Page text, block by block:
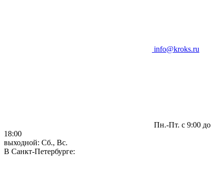
info@kroks.ru
Пн.-Пт. с 9:00 до
18:00
выходной: Сб., Вс.
В Санкт-Петербурге: